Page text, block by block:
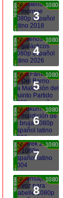
3
1080p
4
1080p
5
1080p
6
1080p
7
1080p
8
1080p